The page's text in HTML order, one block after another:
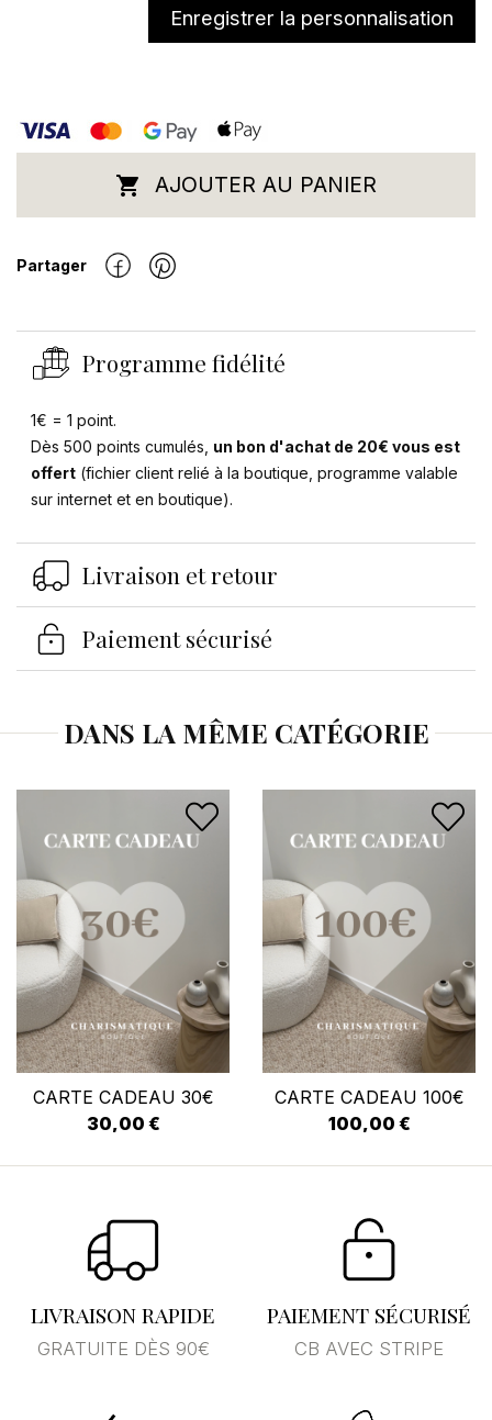
Enregistrer la personnalisation
 AJOUTER AU PANIER
Partager
Programme fidélité
1€ = 1 point.
Dès 500 points cumulés, un bon d'achat de 20€ vous est
offert(fichier client relié à la boutique, programme valable
sur internet et en boutique).
Livraison et retour
Paiement sécurisé
DANS LA MÊME CATÉGORIE
CARTE CADEAU 30€
30,00 €
CARTE CADEAU 100€
100,00 €
LIVRAISON RAPIDE
GRATUITE DÈS 90€
PAIEMENT SÉCURISÉ
CB AVEC STRIPE
Vous devez être connecté pour enregistrer des
produits dans votre liste d'envies.
Annuler Se connecter